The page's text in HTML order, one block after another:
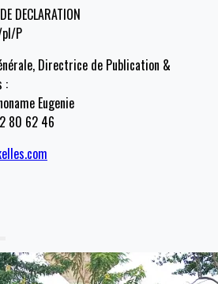
DECLARATION
P
Directrice de Publication &
:
Eugenie
80 62 46